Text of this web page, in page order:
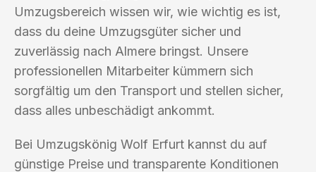
Umzugsbereich wissen wir, wie wichtig es ist,
dass du deine Umzugsgüter sicher und
zuverlässig nach Almere bringst. Unsere
professionellen Mitarbeiter kümmern sich
sorgfältig um den Transport und stellen sicher,
dass alles unbeschädigt ankommt.
Bei Umzugskönig Wolf Erfurt kannst du auf
günstige Preise und transparente Konditionen